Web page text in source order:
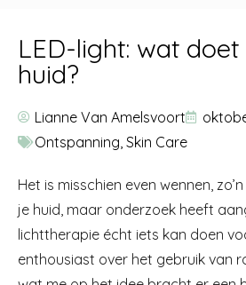
LED-light: wat
huid?
Lianne Van Amelsvoort
Ontspanning, Skin Care
Het is misschien even wennen,
je huid, maar onderzoek heeft
lichttherapie écht iets kan doen
enthousiast over het gebruik van